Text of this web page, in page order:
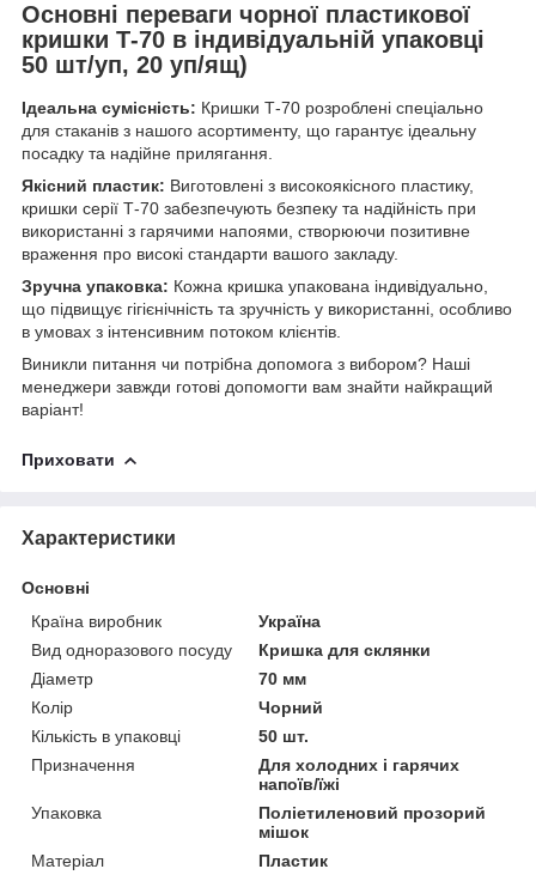
Основні переваги чорної пластикової
кришки Т-70 в індивідуальній упаковці
50 шт/уп, 20 уп/ящ)
Ідеальна сумісність: Кришки Т-70 розроблені спеціально
для стаканів з нашого асортименту, що гарантує ідеальну
посадку та надійне прилягання.
Якісний пластик: Виготовлені з високоякісного пластику,
кришки серії Т-70 забезпечують безпеку та надійність при
використанні з гарячими напоями, створюючи позитивне
враження про високі стандарти вашого закладу.
Зручна упаковка: Кожна кришка упакована індивідуально,
що підвищує гігієнічність та зручність у використанні, особливо
в умовах з інтенсивним потоком клієнтів.
Виникли питання чи потрібна допомога з вибором? Наші
менеджери завжди готові допомогти вам знайти найкращий
варіант!
Приховати
Характеристики
Основні
Країна виробник
Україна
Вид одноразового посуду
Кришка для склянки
Діаметр
70 мм
Колір
Чорний
Кількість в упаковці
50 шт.
Призначення
Для холодних і гарячих
напоїв/їжі
Упаковка
Поліетиленовий прозорий
мішок
Матеріал
Пластик